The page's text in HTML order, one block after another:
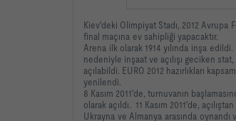
Kiev'deki Olimpiyat Stadı, 2012 Avrupa
final maçına ev sahipliği yapacaktır.
Arena ilk olarak 1914 yılında inşa edildi.
nedeniyle inşaat ve açılışı geciken stat,
açılabildi. EURO 2012 hazırlıkları
yenilendi.
8 Kasım 2011'de, turnuvanın
olarak açıldı. 11 Kasım 2011'de,
Ukrayna ve Almanya arasında oynandı